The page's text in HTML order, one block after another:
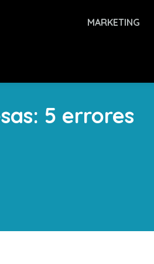
MARKETING
5 errores